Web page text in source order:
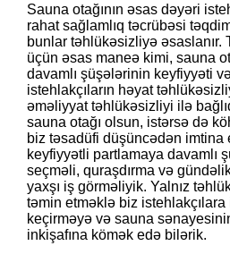
Sauna otağının əsas dəyəri
rahat sağlamlıq təcrübəsi
bunlar təhlükəsizliyə
üçün əsas maneə kimi, sauna
davamlı şüşələrinin keyfiyyəti
istehlakçıların həyat
əməliyyat təhlükəsizliyi ilə
sauna otağı olsun, istərsə də
biz təsadüfi düşüncədən imtina
keyfiyyətli partlamaya davamlı
seçməli, quraşdırma və
yaxşı iş görməliyik. Yalnız
təmin etməklə biz
keçirməyə və sauna
inkişafına kömək edə bilərik.